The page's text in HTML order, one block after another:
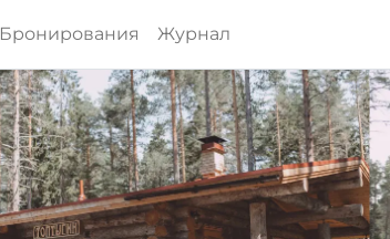
Бронирования Журнал